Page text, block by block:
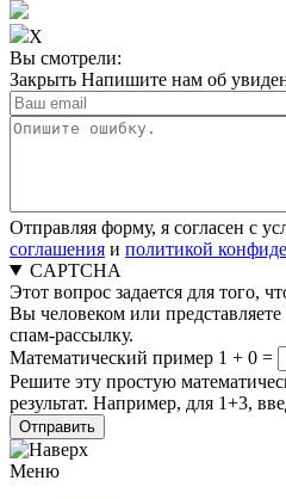
X
Вы смотрели:
Закрыть Напишите нам об
Отправляя форму, я согласен с
соглашения и политикой
CAPTCHA
Этот вопрос задается для того,
Вы человеком или
спам-рассылку.
Математический пример 1 + 0 =
Решите эту простую
результат. Например, для 1+3,
Меню